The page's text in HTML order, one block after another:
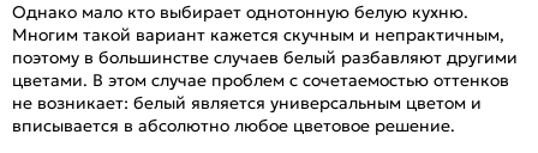
Однако мало кто выбирает однотонную белую кухню.
Многим такой вариант кажется скучным и непрактичным,
поэтому в большинстве случаев белый разбавляют другими
цветами. В этом случае проблем с сочетаемостью оттенков
не возникает: белый является универсальным цветом и
вписывается в абсолютно любое цветовое решение.